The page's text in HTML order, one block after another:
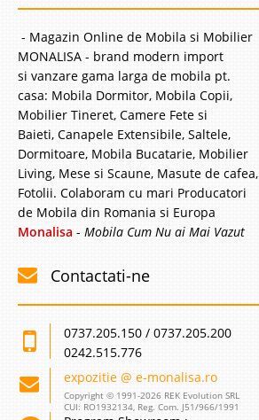
- Magazin Online de Mobila si Mobilier
MONALISA - brand modern import
si vanzare gama larga de mobila pt.
casa: Mobila Dormitor, Mobila Copii,
Mobilier Tineret, Camere Fete si
Baieti, Canapele Extensibile, Saltele,
Dormitoare, Mobila Bucatarie, Mobilier
Living, Mese si Scaune, Masute de cafea,
Fotolii. Colaboram cu mari Producatori
de Mobila din Romania si Europa
Monalisa - Mobila Cum Nu ai Mai Vazut
Contactati-ne
0737.205.150 / 0737.205.200
0242.515.776
expozitie @ e-monalisa.ro
Copyright © 1991-2026 REK Evolution SRL
CUI: RO1932134, Reg. Com. J51/966/1991